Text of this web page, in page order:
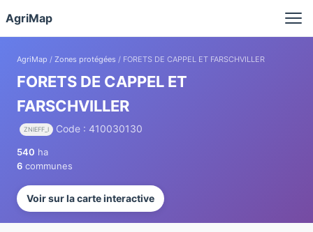
AgriMap
AgriMap / Zones protégées / FORETS DE CAPPEL ET FARSCHVILLER
FORETS DE CAPPEL ET
FARSCHVILLER
ZNIEFF_I Code : 410030130
540 ha
6 communes
Voir sur la carte interactive